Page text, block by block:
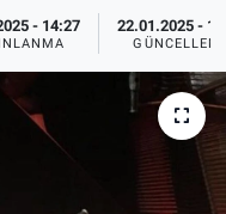
- 14:27 22.01.2025 -